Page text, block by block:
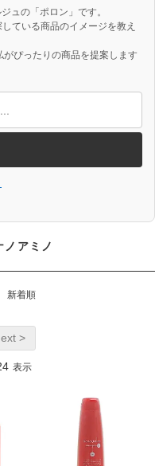
ュの「ポロン」です。
ている商品のイメージを教え
がぴったりの商品を提案します
アミノ
新着順
>
表示